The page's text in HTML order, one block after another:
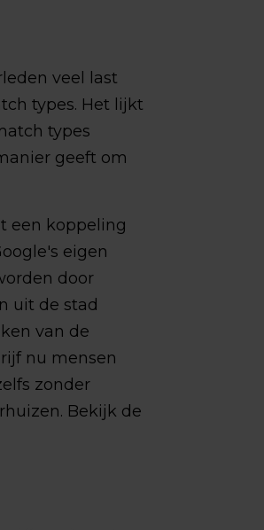
veel last
types. Het lijkt
types
geeft om
een koppeling
eigen
door
uit de stad
van de
nu mensen
zonder
Bekijk de